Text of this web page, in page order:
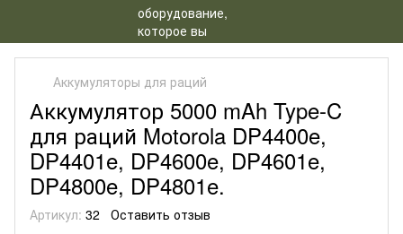
Аккумуляторы для раций
Аккумулятор 5000 mAh Type-C
для раций Motorola DP4400e,
DP4401e, DP4600e, DP4601e,
DP4800e, DP4801e.
Артикул: 32 Оставить отзыв